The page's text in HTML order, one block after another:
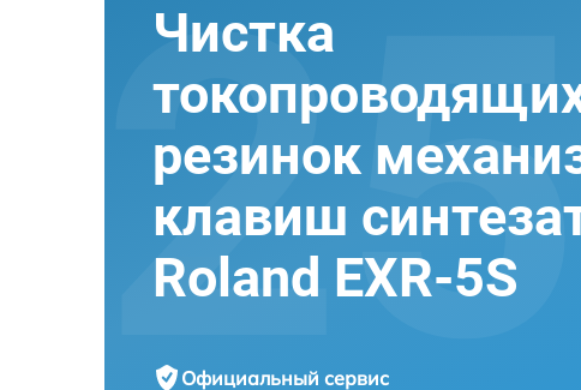
Чистка
резинок
клавиш
Roland EXR-5S
Официальный сервис